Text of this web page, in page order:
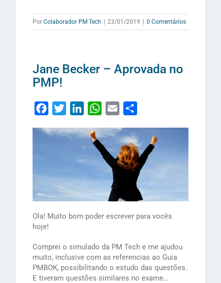
Por Colaborador PM Tech 23/01/2019 0 Comentários
Jane Becker – Aprovada no
PMP!
FacebookTwitterLinkedInWhatsApp
Email
Ola! Muito bom poder escrever para vocês
hoje!
Comprei o simulado da PM Tech e me ajudou
muito, inclusive com as referencias ao Guia
PMBOK, possibilitando o estudo das questões.
E tiveram questões similares no exame…